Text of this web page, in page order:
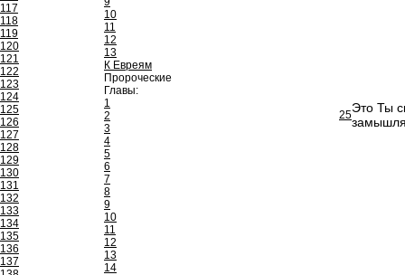
117
118
119
120
121
122
123
124
125
126
127
128
129
130
131
132
133
134
135
136
137
10
11
12
13
К Евреям
Пророческие
Главы:
1
2
3
4
5
6
7
8
9
10
11
12
13
14
25Это Ты